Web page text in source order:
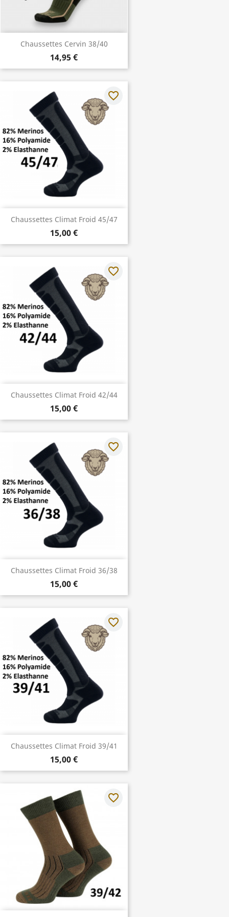
Chaussettes Cervin 38/40
14,95 €
Chaussettes Climat Froid 45/47
15,00 €
favorite_border
Chaussettes Climat Froid 42/44
15,00 €
favorite_border
Chaussettes Climat Froid 36/38
15,00 €
favorite_border
Chaussettes Climat Froid 39/41
15,00 €
favorite_border
favorite_border